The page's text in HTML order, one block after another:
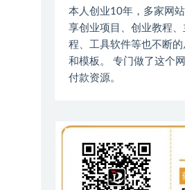
本人创业10年，多家网
享创业项目、创业教程
程、工具软件等也不断
和模板。 专门做了这个
付款资源。